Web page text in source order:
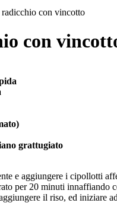
con vincotto
con
grattugiato
e aggiungere i cipollotti
per 20 minuti innaffiando
il riso, ed iniziare